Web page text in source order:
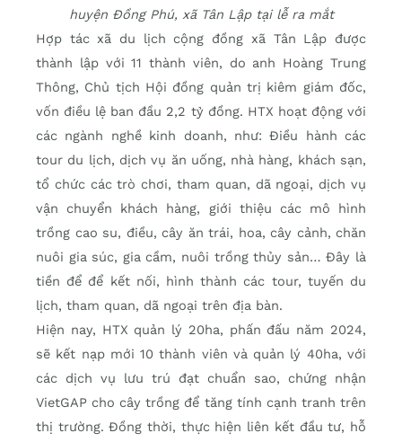
huyện Đồng Phú, xã Tân Lập tại lễ ra mắt
Hợp tác xã du lịch cộng đồng xã Tân Lập được
thành lập với 11 thành viên, do anh Hoàng Trung
Thông, Chủ tịch Hội đồng quản trị kiêm giám đốc,
vốn điều lệ ban đầu 2,2 tỷ đồng. HTX hoạt động với
các ngành nghề kinh doanh, như: Điều hành các
tour du lịch, dịch vụ ăn uống, nhà hàng, khách sạn,
tổ chức các trò chơi, tham quan, dã ngoại, dịch vụ
vận chuyển khách hàng, giới thiệu các mô hình
trồng cao su, điều, cây ăn trái, hoa, cây cảnh, chăn
nuôi gia súc, gia cầm, nuôi trồng thủy sản… Đây là
tiền để để kết nối, hình thành các tour, tuyến du
lịch, tham quan, dã ngoại trên địa bàn.
Hiện nay, HTX quản lý 20ha, phấn đấu năm 2024,
sẽ kết nạp mới 10 thành viên và quản lý 40ha, với
các dịch vụ
lưu trú đạt chuẩn sao, chứng nhận
VietGAP cho cây trồng để tăng tính cạnh tranh trên
thị trường. Đồng thời, thực hiện liên kết đầu tư, hỗ